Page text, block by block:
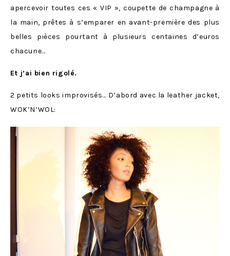
apercevoir toutes ces « VIP », coupette de champagne à
la main, prêtes à s’emparer en avant-première des plus
belles pièces pourtant à plusieurs centaines d’euros
chacune…
Et j’ai bien rigolé.
2 petits looks improvisés… D’abord avec la leather jacket,
WOK’N’WOL: